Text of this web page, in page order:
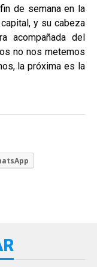
de semana en la
y su cabeza
acompañada del
no nos metemos
la próxima es la